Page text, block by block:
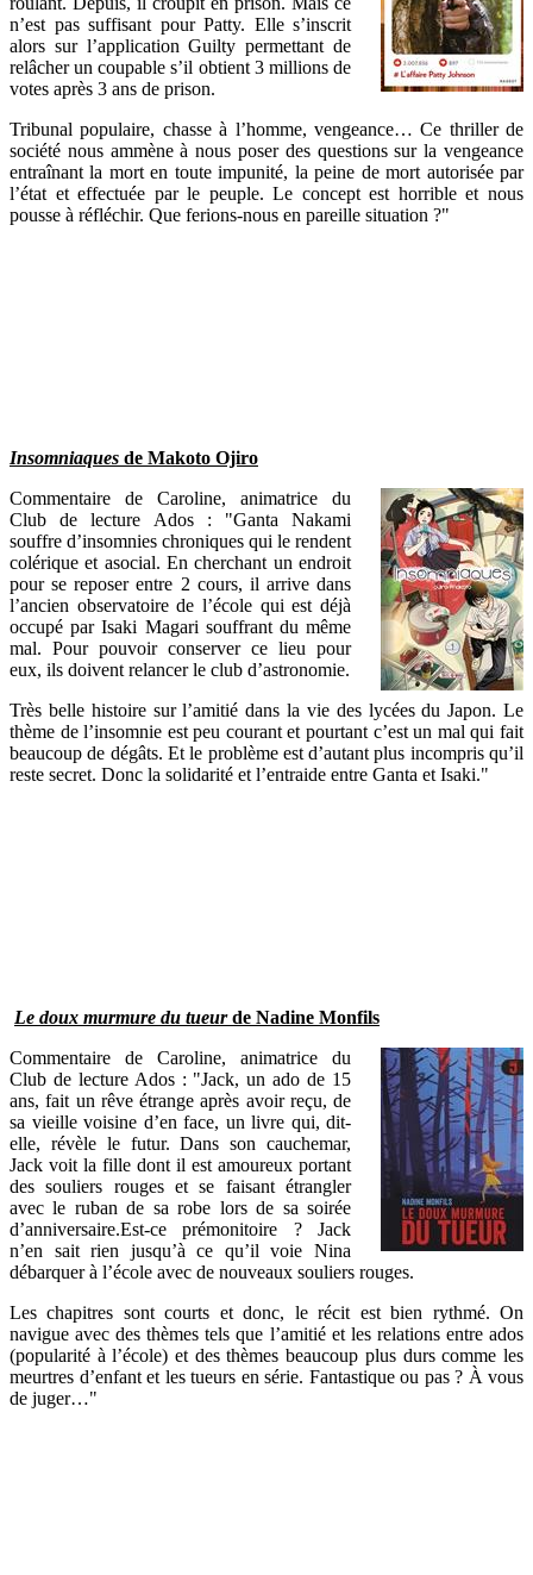
n’est pas suffisant pour Patty. Elle s’inscrit
alors sur l’application Guilty permettant de
relâcher un coupable s’il obtient 3 millions de
votes après 3 ans de prison.
Tribunal populaire, chasse à l’homme, vengeance… Ce thriller de
société nous ammène à nous poser des questions sur la vengeance
entraînant la mort en toute impunité, la peine de mort autorisée par
l’état et effectuée par le peuple. Le concept est horrible et nous
pousse à réfléchir. Que ferions-nous en pareille situation ?"
Insomniaques de Makoto Ojiro
Commentaire de Caroline, animatrice du
Club de lecture Ados : "Ganta Nakami
souffre d’insomnies chroniques qui le rendent
colérique et asocial. En cherchant un endroit
pour se reposer entre 2 cours, il arrive dans
l’ancien observatoire de l’école qui est déjà
occupé par Isaki Magari souffrant du même
mal. Pour pouvoir conserver ce lieu pour
eux, ils doivent relancer le club d’astronomie.
Très belle histoire sur l’amitié dans la vie des lycées du Japon. Le
thème de l’insomnie est peu courant et pourtant c’est un mal qui fait
beaucoup de dégâts. Et le problème est d’autant plus incompris qu’il
reste secret. Donc la solidarité et l’entraide entre Ganta et Isaki."
Le doux murmure du tueurde Nadine Monfils
Commentaire de Caroline, animatrice du
Club de lecture Ados : "Jack, un ado de 15
ans, fait un rêve étrange après avoir reçu, de
sa vieille voisine d’en face, un livre qui, dit-
elle, révèle le futur. Dans son cauchemar,
Jack voit la fille dont il est amoureux portant
des souliers rouges et se faisant étrangler
avec le ruban de sa robe lors de sa soirée
d’anniversaire.Est-ce prémonitoire ? Jack
n’en sait rien jusqu’à ce qu’il voie Nina
débarquer à l’école avec de nouveaux souliers rouges.
Les chapitres sont courts et donc, le récit est bien rythmé. On
navigue avec des thèmes tels que l’amitié et les relations entre ados
(popularité à l’école) et des thèmes beaucoup plus durs comme les
meurtres d’enfant et les tueurs en série. Fantastique ou pas ? À vous
de juger…"